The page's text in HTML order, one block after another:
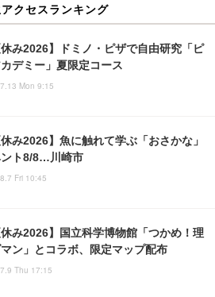
クセスランキング
休み2026】ドミノ・ピザで自由研究「ピ
デミー」夏限定コース
Mon 9:15
休み2026】魚に触れて学ぶ「おさかな」
ント8/8…川崎市
Fri 10:45
休み2026】国立科学博物館「つかめ！理
ン」とコラボ、限定マップ配布
Thu 17:15